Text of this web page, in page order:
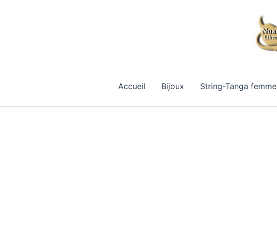
Accueil Bijoux String-Tanga femme